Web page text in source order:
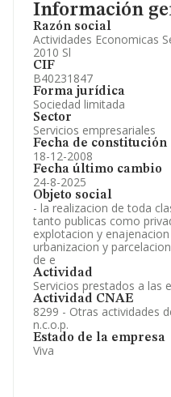
Información
Razón social
Actividades Economicas
2010 Sl
CIF
B40231847
Forma jurídica
Sociedad limitada
Sector
Servicios empresariales
Fecha de constitución
18-12-2008
Fecha último cambio
24-8-2025
Objeto social
- la realizacion de toda
tanto publicas como
explotacion y
urbanizacion y
de e
Actividad
Servicios prestados a las
Actividad CNAE
8299 - Otras actividades
n.c.o.p.
Estado de la empresa
Viva
Artículos de prensa
Información oficial y